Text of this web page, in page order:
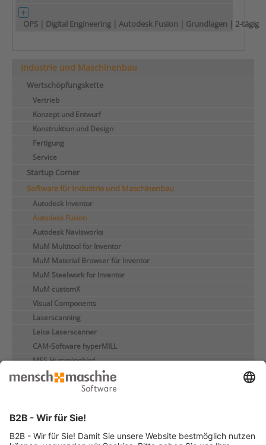
OPS | Digital Engineering | Autodesk Fusion | Grundlagen | 2-tägig
Industrie und Maschinenbau
Wertschöpfungskette
Vertrieb
Konzept und Entwurf
Konstruktion und Design
Fertigung
Service
Startup Corner
Software für Industrie und Maschinenbau
Autodesk Inventor
Autodesk Fusion
Autodesk Navisworks
MuM Multitool for Inventor
MuM Material Browser für Inventor
MuM Steelwork for Inventor
MuM customX
Visual Components
Laserscanning
Leica Laserscanner
CAM-Software hyperMILL
MES Hummingbird
Digitaler Zwilling
Kundenreferenzen